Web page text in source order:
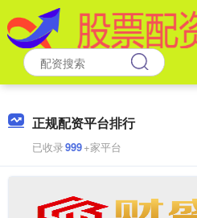
正规配资平台排行
已收录999+家平台